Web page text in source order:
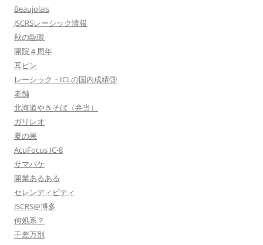
Beaujolais
JSCRSレーシック情報
秋の臨眼
開院４周年
耳ピン
レーシック・ICLの国内成績③
老舗
北海道やきそば（弁当）
ガリレオ
夏の果
AcuFocus IC-8
サマバケ
開業あるある
セレンディピティ
JSCRS@博多
何処系？
千差万別